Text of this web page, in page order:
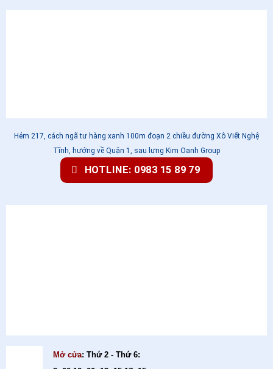
Hẻm 217, cách ngã tư hàng xanh 100m đoạn 2 chiều đường Xô Viết Nghệ
Tĩnh, hướng về Quận 1, sau lưng Kim Oanh Group
HOTLINE: 0983 15 89 79
Mở cửa: Thứ 2 - Thứ 6: